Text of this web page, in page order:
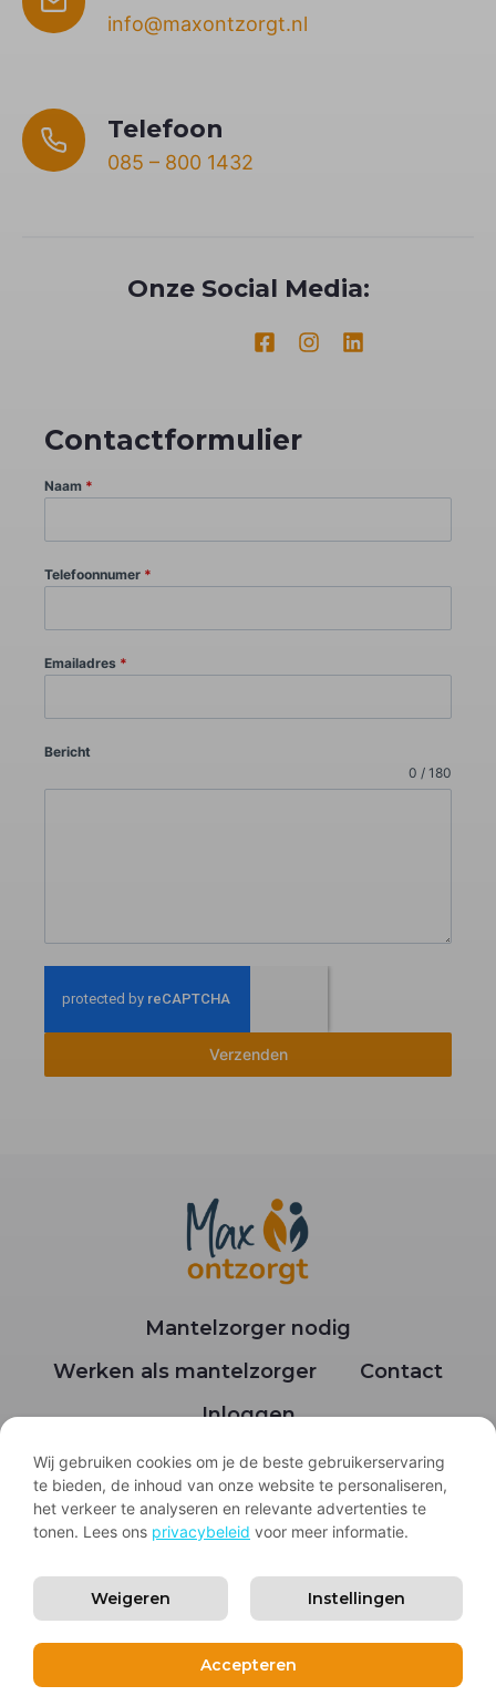
info@maxontzorgt.nl
Telefoon
085 – 800 1432
Onze Social Media:
Contactformulier
Naam *
Telefoonnumer *
Emailadres *
Bericht
0 / 180
Verzenden
Mantelzorger nodig
Werken als mantelzorger
Contact
Inloggen
KVK: 83155783
BTW nummer: NL003791691B36
© 2026 Max ontzorgt
Wij gebruiken cookies om je de beste gebruikerservaring
te bieden, de inhoud van onze website te personaliseren,
het verkeer te analyseren en relevante advertenties te
tonen. Lees ons privacybeleid voor meer informatie.
Accepteren
Instellingen
Weigeren